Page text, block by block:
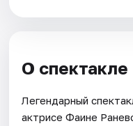
О спектакле
Легендарный
актрисе Фаине